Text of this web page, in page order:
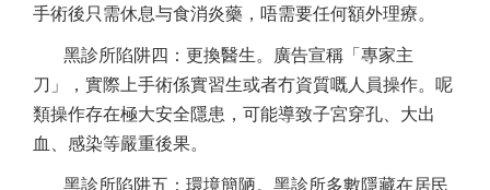
手術後只需休息与食消炎藥，唔需要任何額外理療。
黑診所陷阱四：更換醫生。廣告宣稱「專家主
刀」，實際上手術係實習生或者冇資質嘅人員操作。呢
類操作存在極大安全隱患，可能導致子宮穿孔、大出
血、感染等嚴重後果。
黑診所陷阱五：環境簡陋。黑診所多數隱藏在居民